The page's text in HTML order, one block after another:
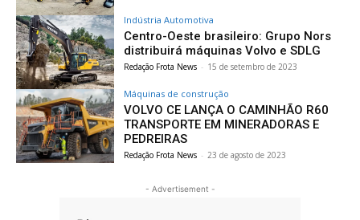
Indústria Automotiva
Centro-Oeste brasileiro: Grupo Nors
distribuirá máquinas Volvo e SDLG
Redação Frota News - 15 de setembro de 2023
Máquinas de construção
VOLVO CE LANÇA O CAMINHÃO R60
TRANSPORTE EM MINERADORAS E
PEDREIRAS
Redação Frota News - 23 de agosto de 2023
- Advertisement -